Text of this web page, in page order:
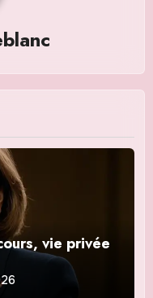
vie privée